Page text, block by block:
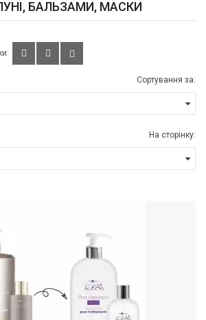
БАЛЬЗАМИ, МАСКИ
Сортування за:
На сторінку: